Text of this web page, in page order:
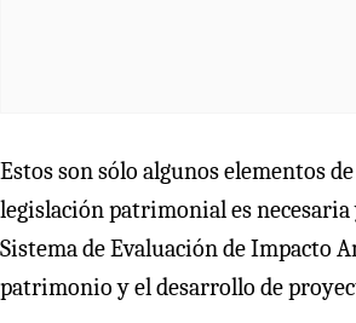
Estos son sólo algunos elementos
legislación patrimonial es necesaria
Sistema de Evaluación de Impacto
patrimonio y el desarrollo de